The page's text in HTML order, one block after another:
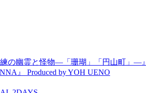
の幽霊と怪物―「珊瑚」「円山町」―』
』 Produced by YOH UENO